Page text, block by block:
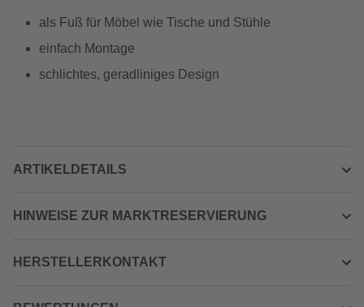
als Fuß für Möbel wie Tische und Stühle
einfach Montage
schlichtes, geradliniges Design
ARTIKELDETAILS
HINWEISE ZUR MARKTRESERVIERUNG
HERSTELLERKONTAKT